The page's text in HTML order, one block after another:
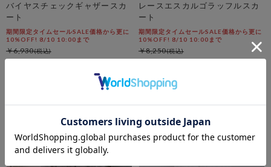
バイヤスチェックギャザースカ
ート
期間限定タイムセールSALE価格から更に
10%OFF! 8/10 10:00まで
￥4,366
￥6,930
レースエスカルゴラッフルスカ
ート
期間限定タイムセールSALE価格から更に
10%OFF! 8/10 10:00まで
￥8,250